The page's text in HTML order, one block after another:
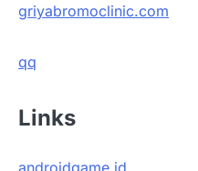
griyabromoclinic.com
qq
Links